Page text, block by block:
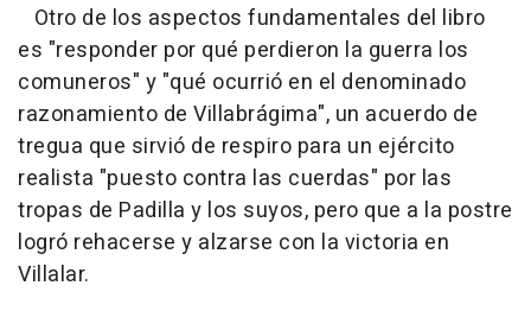
Otro de los aspectos fundamentales del libro
es "responder por qué perdieron la guerra los
comuneros" y "qué ocurrió en el denominado
razonamiento de Villabrágima", un acuerdo de
tregua que sirvió de respiro para un ejército
realista "puesto contra las cuerdas" por las
tropas de Padilla y los suyos, pero que a la postre
logró rehacerse y alzarse con la victoria en
Villalar.